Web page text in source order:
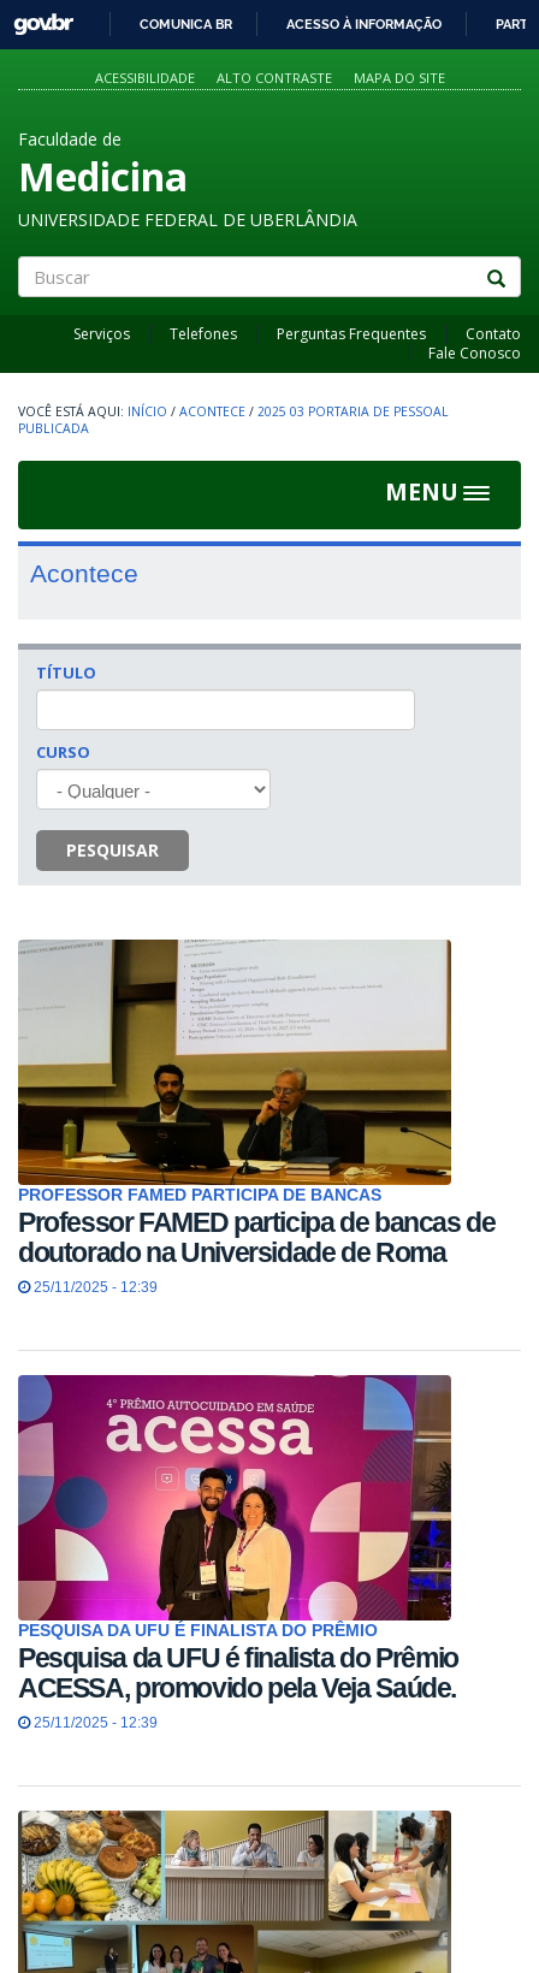
PARA
O
GOVBR
COMUNICA BR ACESSO À INFORMAÇÃO
ACESSIBILIDADE ALTO CONTRASTE MAPA DO SITE
Faculdade de
Medicina
UNIVERSIDADE FEDERAL DE UBERLÂNDIA
Serviços Telefones Perguntas Frequentes
Contato
Fale Conosco
INÍCIO / ACONTECE / 2025 03 PORTARIA DE PESSOAL
PUBLICADA
MENU
Toggle
Acontece
TÍTULO
CURSO
PESQUISAR
PROFESSOR FAMED PARTICIPA DE BANCAS
Professor FAMED participa de bancas de
doutorado na Universidade de Roma
25/11/2025 - 12:39
PESQUISA DA UFU É FINALISTA DO PRÊMIO
Pesquisa da UFU é finalista do Prêmio
ACESSA, promovido pela Veja Saúde.
25/11/2025 - 12:39